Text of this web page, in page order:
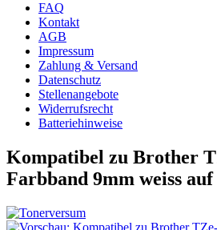
FAQ
Kontakt
AGB
Impressum
Zahlung & Versand
Datenschutz
Stellenangebote
Widerrufsrecht
Batteriehinweise
Kompatibel zu Brother
Farbband 9mm weiss